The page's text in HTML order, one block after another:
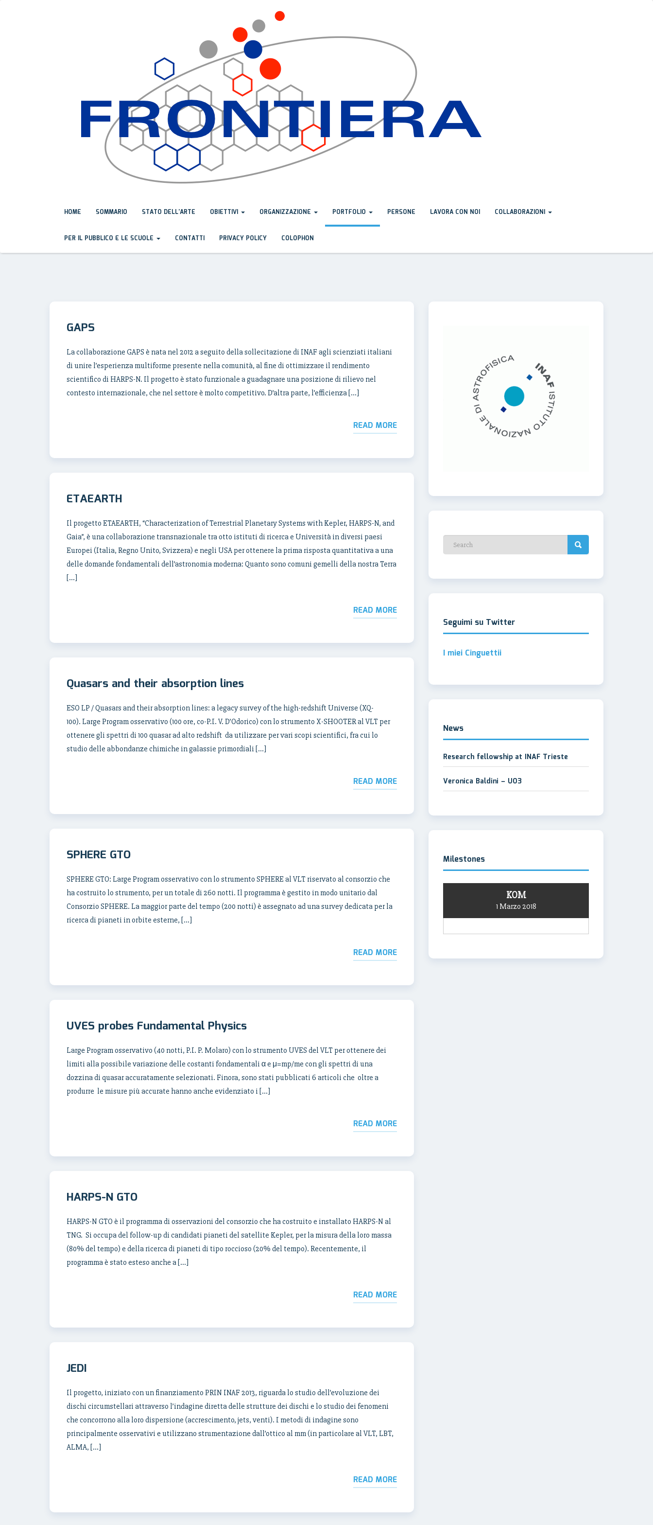
HOME SOMMARIO STATO DELL’ARTE OBIETTIVI ORGANIZZAZIONE PORTFOLIO PERSONE LAVORA CON NOI COLLABORAZIONI
PER IL PUBBLICO E LE SCUOLE CONTATTI PRIVACY POLICY COLOPHON
GAPS
La collaborazione GAPS è nata nel 2012 a seguito della sollecitazione di INAF agli scienziati italiani
di unire l’esperienza multiforme presente nella comunità, al fine di ottimizzare il rendimento
scientifico di HARPS-N. Il progetto è stato funzionale a guadagnare una posizione di rilievo nel
contesto internazionale, che nel settore è molto competitivo. D’altra parte, l’efficienza […]
READ MORE
ETAEARTH
Il progetto ETAEARTH, “Characterization of Terrestrial Planetary Systems with Kepler, HARPS-N, and
Gaia”, è una collaborazione transnazionale tra otto istituti di ricerca e Università in diversi paesi
Europei (Italia, Regno Unito, Svizzera) e negli USA per ottenere la prima risposta quantitativa a una
delle domande fondamentali dell’astronomia moderna: Quanto sono comuni gemelli della nostra Terra
[…]
READ MORE
Quasars and their absorption lines
ESO LP / Quasars and their absorption lines: a legacy survey of the high-redshift Universe (XQ-
100). Large Program osservativo (100 ore, co-P.I. V. D’Odorico) con lo strumento X-SHOOTER al VLT per
ottenere gli spettri di 100 quasar ad alto redshift da utilizzare per vari scopi scientifici, fra cui lo
studio delle abbondanze chimiche in galassie primordiali […]
READ MORE
SPHERE GTO
SPHERE GTO: Large Program osservativo con lo strumento SPHERE al VLT riservato al consorzio che
ha costruito lo strumento, per un totale di 260 notti. Il programma è gestito in modo unitario dal
Consorzio SPHERE. La maggior parte del tempo (200 notti) è assegnato ad una survey dedicata per la
ricerca di pianeti in orbite esterne, […]
READ MORE
UVES probes Fundamental Physics
Large Program osservativo (40 notti, P.I. P. Molaro) con lo strumento UVES del VLT per ottenere dei
limiti alla possibile variazione delle costanti fondamentali α e μ=mp/me con gli spettri di una
dozzina di quasar accuratamente selezionati. Finora, sono stati pubblicati 6 articoli che oltre a
produrre le misure più accurate hanno anche evidenziato i […]
READ MORE
HARPS-N GTO
HARPS-N GTO è il programma di osservazioni del consorzio che ha costruito e installato HARPS-N al
TNG. Si occupa del follow-up di candidati pianeti del satellite Kepler, per la misura della loro massa
(80% del tempo) e della ricerca di pianeti di tipo roccioso (20% del tempo). Recentemente, il
programma è stato esteso anche a […]
READ MORE
JEDI
Il progetto, iniziato con un finanziamento PRIN INAF 2013, riguarda lo studio dell’evoluzione dei
dischi circumstellari attraverso l’indagine diretta delle strutture dei dischi e lo studio dei fenomeni
che concorrono alla loro dispersione (accrescimento, jets, venti). I metodi di indagine sono
principalmente osservativi e utilizzano strumentazione dall’ottico al mm (in particolare al VLT, LBT,
ALMA, […]
READ MORE
Seguimi su Twitter
I miei Cinguettii
News
Research fellowship at INAF Trieste
Veronica Baldini – UO3
Milestones
KOM
1 Marzo 2018